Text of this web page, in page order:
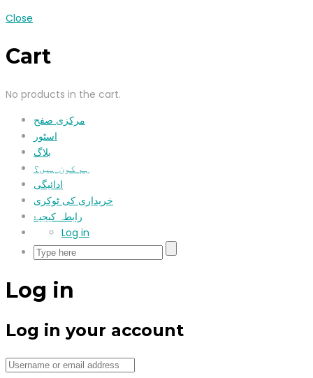
Close
Cart
No products in the cart.
مرکزی صفح
اسٹور
بلاگ
ہم کون ہیں؟
ادائیگی
خریداری کی ٹوکری
رابطہ کیجیۓ
Log in
Log in
Log in your account